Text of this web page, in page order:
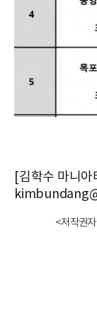
[김학수 마니
<저작권